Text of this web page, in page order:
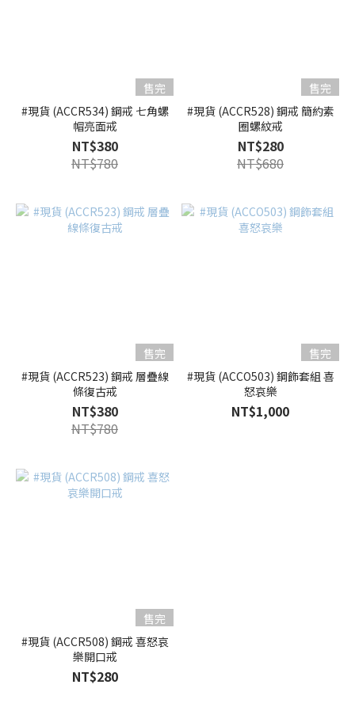
售完
#現貨 (ACCR534) 鋼戒 七角螺
帽亮面戒
NT$380
NT$780
售完
#現貨 (ACCR528) 鋼戒 簡約素
圈螺紋戒
NT$280
NT$680
售完
#現貨 (ACCR523) 鋼戒 層疊線
條復古戒
NT$380
NT$780
售完
#現貨 (ACCO503) 鋼飾套組 喜
怒哀樂
NT$1,000
售完
#現貨 (ACCR508) 鋼戒 喜怒哀
樂開口戒
NT$280